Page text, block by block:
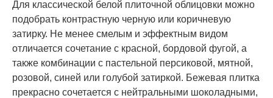
Для классической белой плиточной облицовки можно
подобрать контрастную черную или коричневую
затирку. Не менее смелым и эффектным видом
отличается сочетание с красной, бордовой фугой, а
также комбинации с пастельной персиковой, мятной,
розовой, синей или голубой затиркой. Бежевая плитка
прекрасно сочетается с нейтральными шоколадными,